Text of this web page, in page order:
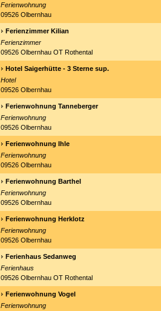
Ferienwohnung
09526 Olbernhau
Ferienzimmer Kilian
Ferienzimmer
09526 Olbernhau OT Rothental
Hotel Saigerhütte - 3 Sterne sup.
Hotel
09526 Olbernhau
Ferienwohnung Tanneberger
Ferienwohnung
09526 Olbernhau
Ferienwohnung Ihle
Ferienwohnung
09526 Olbernhau
Ferienwohnung Barthel
Ferienwohnung
09526 Olbernhau
Ferienwohnung Herklotz
Ferienwohnung
09526 Olbernhau
Ferienhaus Sedanweg
Ferienhaus
09526 Olbernhau OT Rothental
Ferienwohnung Vogel
Ferienwohnung